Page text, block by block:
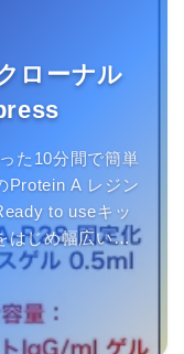
ローナル
た10分間で簡単
Protein A レジン
to useキッ
はじめ幅広い生
す。中性域で結